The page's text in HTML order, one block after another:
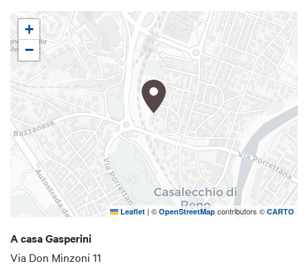
welcoming and comfortable environment.
+
−
Leaflet | © OpenStreetMap contributors © CARTO
A casa Gasperini
Via Don Minzoni 11